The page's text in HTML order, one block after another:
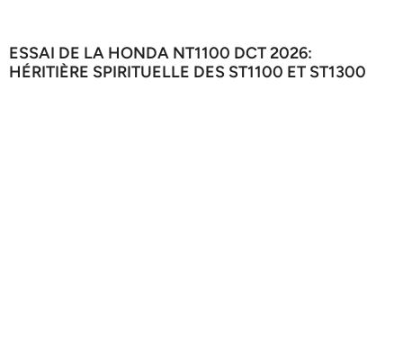
ESSAI DE LA HONDA NT1100 DCT 2026:
HÉRITIÈRE SPIRITUELLE DES ST1100 ET ST1300